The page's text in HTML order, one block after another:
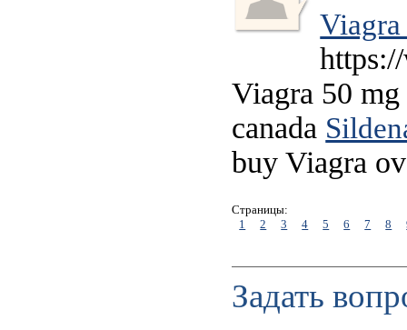
Viagra 50
canada
buy Viagra
Страницы:
1
2 3 4 5 6 7 8
Задать